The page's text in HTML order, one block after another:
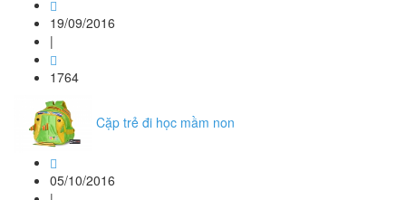
19/09/2016
|
1764
Cặp trẻ đi học mầm non
05/10/2016